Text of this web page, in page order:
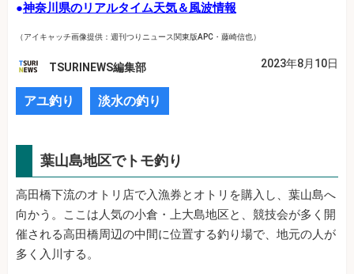
●神奈川県のリアルタイム天気＆風波情報
（アイキャッチ画像提供：週刊つりニュース関東版APC・藤崎信也）
TSURINEWS編集部 2023年8月10日
アユ釣り 淡水の釣り
葉山島地区でトモ釣り
高田橋下流のオトリ店で入漁券とオトリを購入し、葉山島へ
向かう。ここは人気の小倉・上大島地区と、競技会が多く開
催される高田橋周辺の中間に位置する釣り場で、地元の人が
多く入川する。